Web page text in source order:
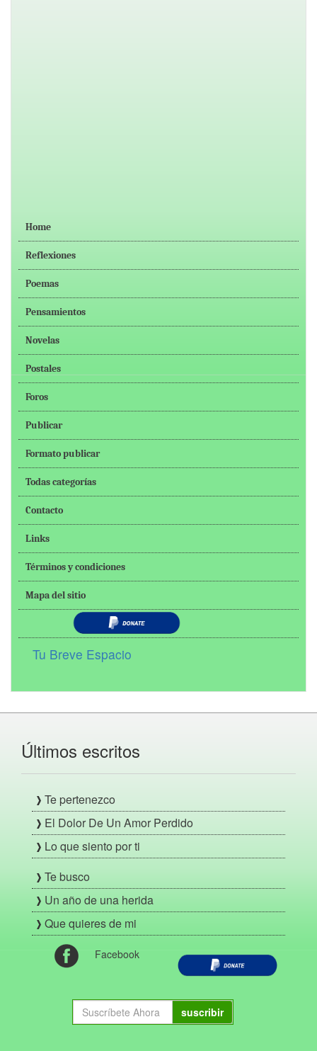
Home
Reflexiones
Poemas
Pensamientos
Novelas
Postales
Foros
Publicar
Formato publicar
Todas categorías
Contacto
Links
Términos y condiciones
Mapa del sitio
Tu Breve Espacio
Últimos escritos
Te pertenezco
El Dolor De Un Amor Perdido
Lo que siento por ti
Te busco
Un año de una herida
Que quieres de mi
Facebook
suscribir